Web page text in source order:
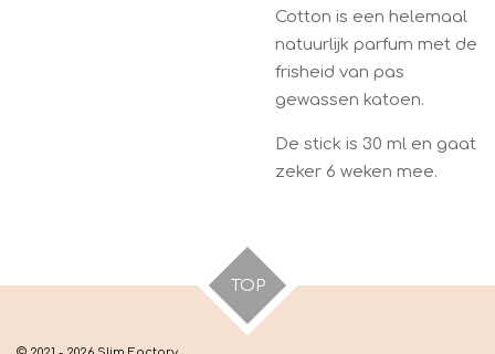
Cotton is een helemaal
natuurlijk parfum met de
frisheid van pas
gewassen katoen.
De stick is 30 ml en gaat
zeker 6 weken mee.
TOP